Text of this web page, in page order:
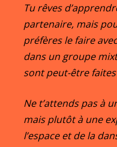
Tu rêves
partenaire, mais
préfères le faire
dans un groupe
sont peut-être
Ne t’attends pas à
mais plutôt à une
l’espace et de la